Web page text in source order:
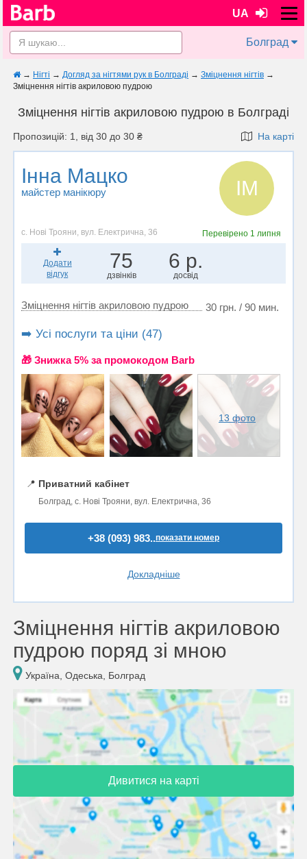
UA
Болград
→ Нігті → Догляд за нігтями рук в Болграді → Зміцнення нігтів →
Зміцнення нігтів акриловою пудрою
Зміцнення нігтів акриловою пудрою в Болграді
Пропозицій: 1, від 30 до 30 ₴ На карті
Інна Мацко
майстер манікюру ІМ
с. Нові Трояни, вул. Електрична, 36 Перевірено 1 липня
Додати
відгук
75
дзвінків
6 р.
досвід
Зміцнення нігтів акриловою пудрою 30 грн. / 90 мин.
➡️ Усі послуги та ціни (47)
🎁 Знижка 5% за промокодом Barb
13 фото
📍 Приватний кабінет
Болград, с. Нові Трояни, вул. Електрична, 36
+38 (093) 983..показати номер
Докладніше
Зміцнення нігтів акриловою
пудрою поряд зі мною
Україна, Одеська, Болград
Дивитися на карті